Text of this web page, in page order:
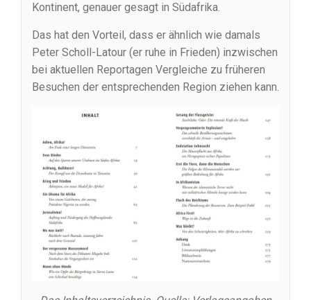
Kontinent, genauer gesagt in Südafrika.
Das hat den Vorteil, dass er ähnlich wie damals
Peter Scholl-Latour (er ruhe in Frieden) inzwischen
bei aktuellen Reportagen Vergleiche zu früheren
Besuchen der entsprechenden Region ziehen kann.